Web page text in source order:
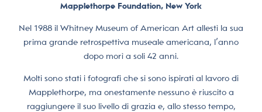
Mapplethorpe Foundation, New York
Nel 1988 il Whitney Museum of American Art allestì la sua
prima grande retrospettiva museale americana, l’anno
dopo morì a soli 42 anni.
Molti sono stati i fotografi che si sono ispirati al lavoro di
Mapplethorpe, ma onestamente nessuno è riuscito a
raggiungere il suo livello di grazia e, allo stesso tempo,